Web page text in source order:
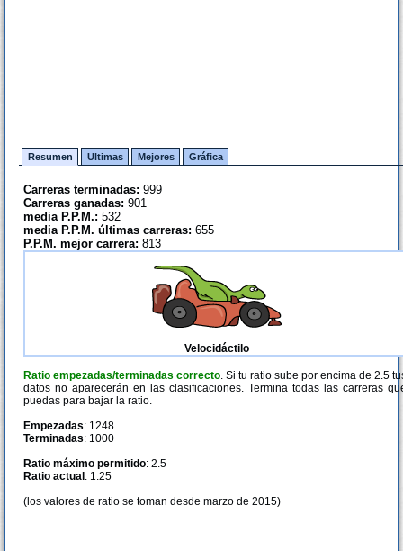
Resumen Ultimas Mejores Gráfica
Carreras terminadas: 999
Carreras ganadas: 901
media P.P.M.: 532
media P.P.M. últimas carreras: 655
P.P.M. mejor carrera: 813
Velocidáctilo
Ratio empezadas/terminadas correcto. Si tu ratio sube por encima de 2.5
datos no aparecerán en las clasificaciones. Termina todas las carreras
puedas para bajar la ratio.
Empezadas: 1248
Terminadas: 1000
Ratio máximo permitido: 2.5
Ratio actual : 1.25
(los valores de ratio se toman desde marzo de 2015)